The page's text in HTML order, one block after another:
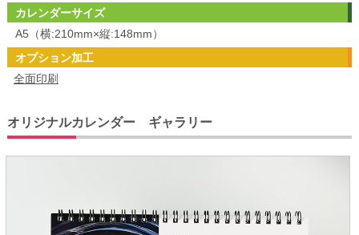
カレンダーサイズ
A5（横:210mm×縦:148mm）
オプション加工
全面印刷
オリジナルカレンダー ギャラリー